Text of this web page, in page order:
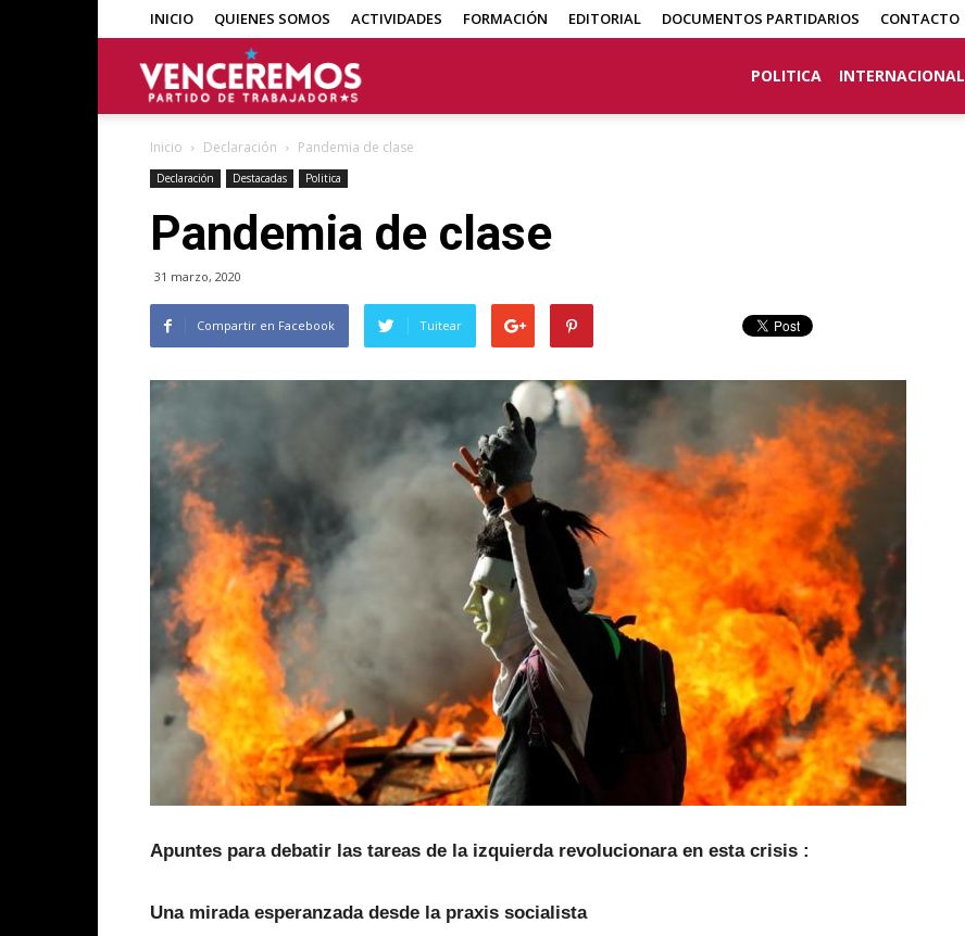
INICIO QUIENES SOMOS ACTIVIDADES FORMACIÓN EDITORIAL DOCUMENTOS PARTIDARIOS CONTACTO
POLITICA INTERNACIONAL
Inicio Declaración Pandemia de clase
Declaración Destacadas Politica
Pandemia de clase
31 marzo, 2020
Compartir en Facebook Tuitear
Apuntes para debatir las tareas de la izquierda revolucionara en esta crisis :
Una mirada esperanzada desde la praxis socialista